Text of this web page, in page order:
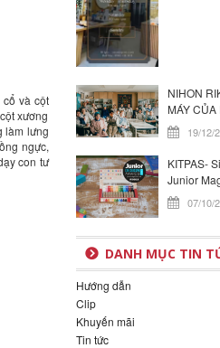
cổ và cột
xương
làm lưng
ngực,
con tư
NIHON
MÁY
19/12/
KITPAS-
Junior
07/10/
DANH MỤC TIN
Hướng dẫn
Clip
Khuyến mãi
Tin tức